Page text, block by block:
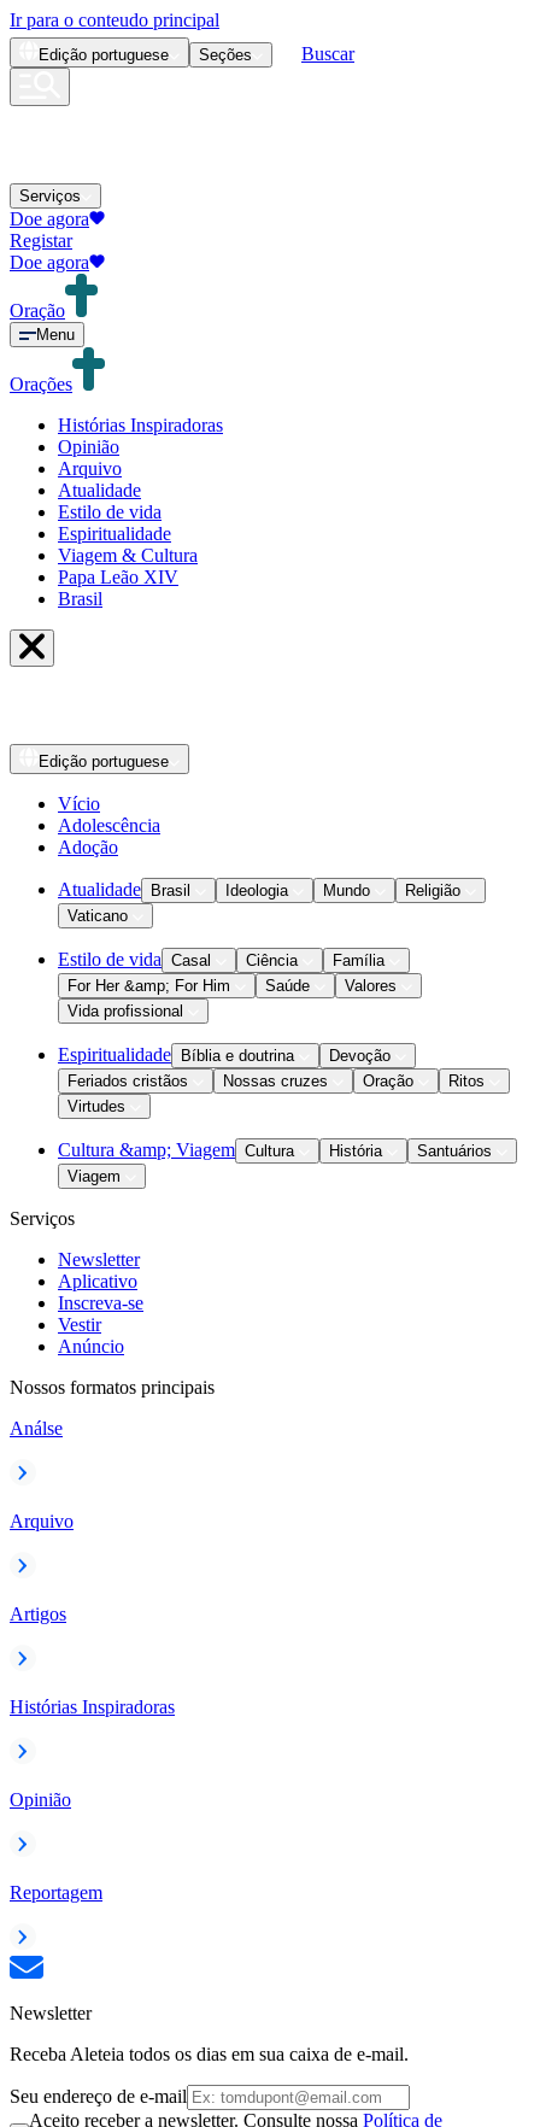
Ir para o conteudo principal
Edição portuguese Seções Buscar
Serviços
Doe agora
Registar
Doe agora
Oração
Menu
Orações
Histórias Inspiradoras
Opinião
Arquivo
Atualidade
Estilo de vida
Espiritualidade
Viagem & Cultura
Papa Leão XIV
Brasil
Edição portuguese
Vício
Adolescência
Adoção
Atualidade Brasil Ideologia Mundo
Religião
Vaticano
Estilo de vida Casal Ciência
Família
For Her &amp; For Him
Saúde
Valores
Vida profissional
Espiritualidade Bíblia e doutrina
Devoção
Feriados cristãos
Nossas cruzes Oração
Ritos
Virtudes
Cultura &amp; Viagem Cultura História
Santuários
Viagem
Serviços
Newsletter
Aplicativo
Inscreva-se
Vestir
Anúncio
Nossos formatos principais
Análse
Arquivo
Artigos
Histórias Inspiradoras
Opinião
Reportagem
Newsletter
Receba Aleteia todos os dias em sua caixa de e-mail.
Seu endereço de e-mail
Aceito receber a newsletter. Consulte nossa Política de